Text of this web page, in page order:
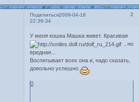
Поделиться 2
2009-04-18
22:36:34
У меня кошка Машка живет. Красивая
, но
вредная...
Воспитывает всех она и, надо сказать,
довольно успешно
0